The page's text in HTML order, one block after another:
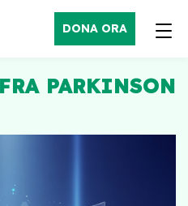
DONA ORA
PARKINSON